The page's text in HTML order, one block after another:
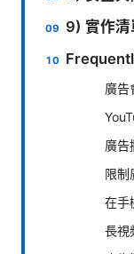
9) 實作清
廣告
廣告
限制
在手
長視